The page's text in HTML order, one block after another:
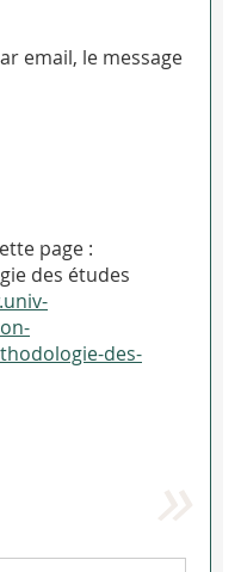
email, le message
page :
des études
des-